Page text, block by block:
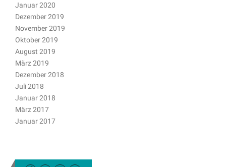
Januar 2020
Dezember 2019
November 2019
Oktober 2019
August 2019
März 2019
Dezember 2018
Juli 2018
Januar 2018
März 2017
Januar 2017